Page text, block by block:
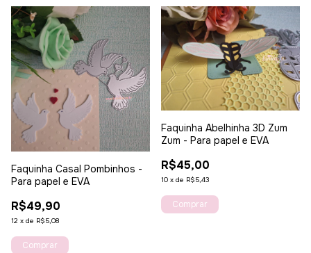
Faquinha Casal Pombinhos -
Para papel e EVA
R$49,90
12 x de R$5,08
Faquinha Abelhinha 3D Zum
Zum - Para papel e EVA
R$45,00
10 x de R$5,43